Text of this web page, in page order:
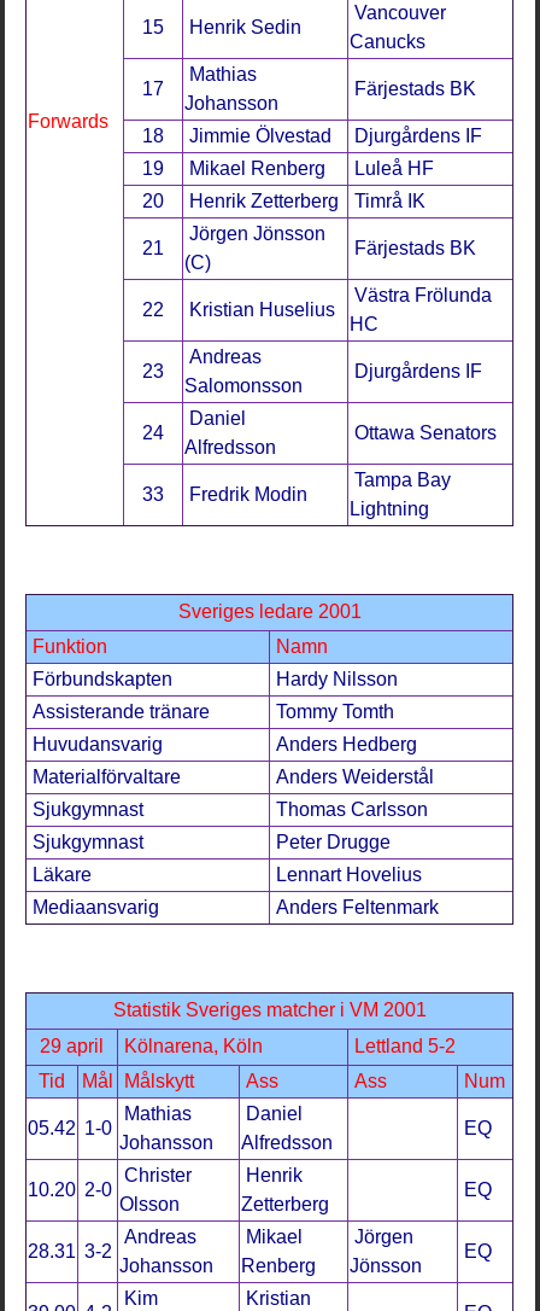
Forwards
15 Henrik Sedin
Vancouver
Canucks
17
Mathias
Johansson
Färjestads BK
18 Jimmie Ölvestad
Djurgårdens IF
19
Mikael Renberg
Luleå HF
20
Henrik Zetterberg Timrå IK
21
Jörgen Jönsson
(C)
Färjestads BK
22 Kristian Huselius
Västra Frölunda
HC
23
Andreas
Salomonsson
Djurgårdens IF
24
Daniel
Alfredsson
Ottawa Senators
33 Fredrik Modin
Tampa Bay
Lightning
Sveriges ledare 2001
Funktion
Namn
Förbundskapten
Hardy Nilsson
Assisterande tränare
Tommy Tomth
Huvudansvarig
Anders Hedberg
Materialförvaltare
Anders Weiderstål
Sjukgymnast
Thomas Carlsson
Sjukgymnast
Peter Drugge
Läkare
Lennart Hovelius
Mediaansvarig
Anders Feltenmark
Statistik Sveriges matcher i VM 2001
29 april
Kölnarena, Köln
Lettland 5-2
Tid
Mål Målskytt Ass Ass Num
05.42 1-0
Mathias
Johansson
Daniel
Alfredsson
EQ
10.20 2-0
Christer
Olsson
Henrik
Zetterberg
EQ
28.31 3-2
Andreas
Johansson
Mikael
Renberg
Jörgen
Jönsson
EQ
Kim Kristian